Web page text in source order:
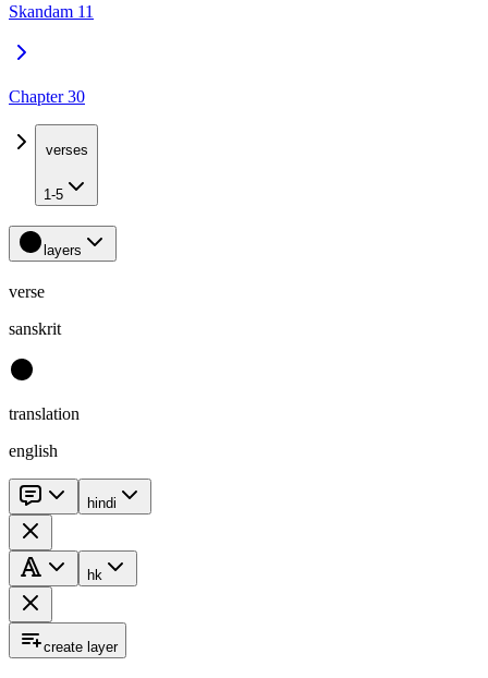
Skandam 11
Chapter 30
verses
1-5
layers
verse
sanskrit
translation
english
hindi
hk
create layer